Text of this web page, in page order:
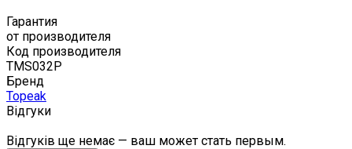
Гарантия
от производителя
Код производителя
TMS032P
Бренд
Topeak
Відгуки
Відгуків ще немає — ваш может стать первым.